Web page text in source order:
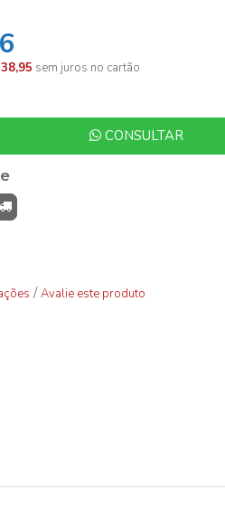
sem juros no cartão
CONSULTAR
/Avalie este produto